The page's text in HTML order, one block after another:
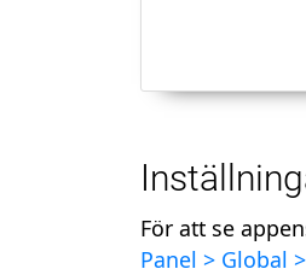
För att se
Panel > Global >